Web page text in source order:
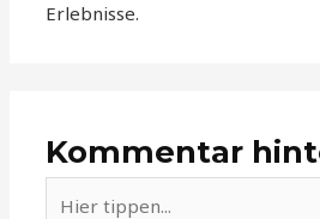
Erlebnisse.
Kommentar